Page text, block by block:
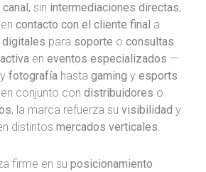
, sin intermediaciones directas,
contacto con el cliente final a
digitales para soporte o consultas.
en eventos especializados —
fotografíahasta gaming y esports
conjunto con distribuidores o
, la marca refuerza su visibilidad y
distintos mercados verticales.
firme en su posicionamiento